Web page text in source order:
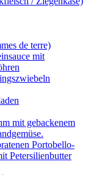
de terre)
mit
mit gebackenem
Portobello-
Petersilienbutter